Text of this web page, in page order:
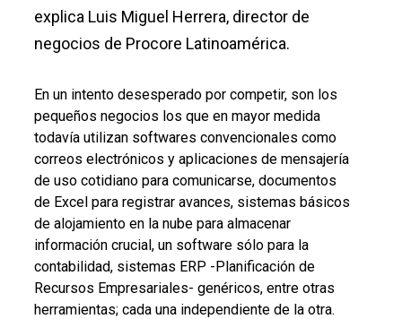
explica Luis Miguel Herrera, director de
negocios de Procore Latinoamérica.
En un intento desesperado por competir, son los
pequeños negocios los que en mayor medida
todavía utilizan softwares convencionales como
correos electrónicos y aplicaciones de mensajería
de uso cotidiano para comunicarse, documentos
de Excel para registrar avances, sistemas básicos
de alojamiento en la nube para almacenar
información crucial, un software sólo para la
contabilidad, sistemas ERP -Planificación de
Recursos Empresariales- genéricos, entre otras
herramientas; cada una independiente de la otra.